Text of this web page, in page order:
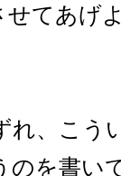
せてあげ
れ、こう
のを書い